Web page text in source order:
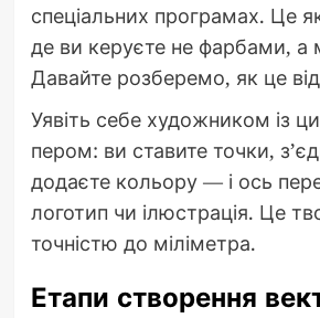
спеціальних програмах. Це
де ви керуєте не фарбами, а
Давайте розберемо, як це
Уявіть себе художником із
пером: ви ставите точки,
додаєте кольору — і ось
логотип чи ілюстрація. Це
точністю до міліметра.
Етапи створення